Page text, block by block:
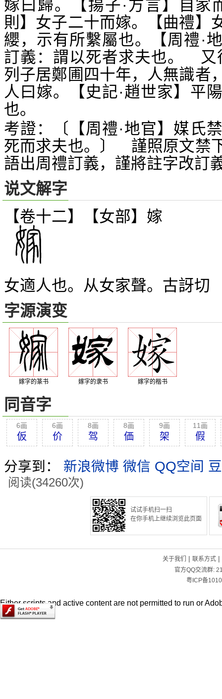
嫁曰歸。【揚子·方言】自家
則】女子二十而嫁。【曲禮】
纓，示有所繫屬也。【周禮·
訂義：謂以死者求夫也。 又
列子居鄭圃四十年，人無識
人曰嫁。【史記·趙世家】平
也。
考證：〔【周禮·地官】媒氏
死而求夫也。〕 謹照原文禁
語出周禮訂義，謹將註字改訂
说文解字
【卷十二】【女部】 嫁
女適人也。从女家聲。古訝切
字源演变
嫁字的篆书 嫁字的隶书 嫁字的楷书
同音字
6画
仮
6画
价
8画
驾
8画
価
9画
架
11画
假
分享到： 新浪微博 微信 QQ空间
阅读(34260次)
试试手机扫一扫
在你手机上继续浏览此页面
关于我们 | 联系方式|
官方QQ交流群:
粤ICP备
Either scripts and active content are not permitted to run or